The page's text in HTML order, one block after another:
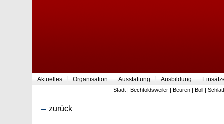
Aktuelles Organisation Ausstattung Ausbildung
Stadt | Bechtoldsweiler | Beuren | Boll | Schlatt
zurück